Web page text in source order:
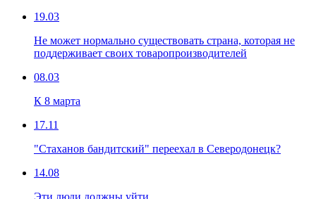
19.03
Не может нормально существовать страна, которая не
поддерживает своих товаропроизводителей
08.03
К 8 марта
17.11
"Стаханов бандитский" переехал в Северодонецк?
14.08